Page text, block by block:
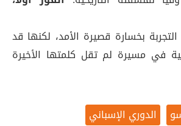
التجربة بخسارة قصيرة الأمد، لكنها قد
في مسيرة لم تقل كلمتها الأخيرة
الدوري الإسباني